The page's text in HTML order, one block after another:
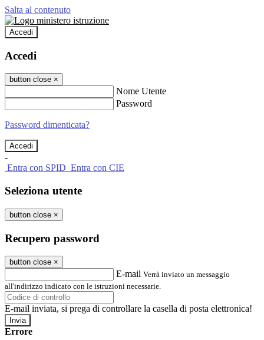
Salta al contenuto
Accedi
Accedi
button close ×
Nome Utente
Password
Password dimenticata?
-
Entra con SPID Entra con CIE
Seleziona utente
button close ×
Recupero password
button close ×
E-mail Verrà inviato un messaggio
all'indirizzo indicato con le istruzioni necessarie.
E-mail inviata, si prega di controllare la casella di posta elettronica!
Errore